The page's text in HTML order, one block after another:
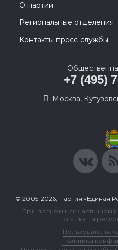
О партии
Региональные отделения
Контакты пресс-службы
+7 (495)
Москва,
© 2005-2026, Партия «Единая
При полном или частичном
ссылка на
Политика